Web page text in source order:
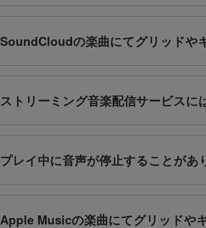
SoundCloudの楽曲にてグリッドや
ストリーミング音楽配信サービス
プレイ中に音声が停止することがあ
Apple Musicの楽曲にてグリッドや